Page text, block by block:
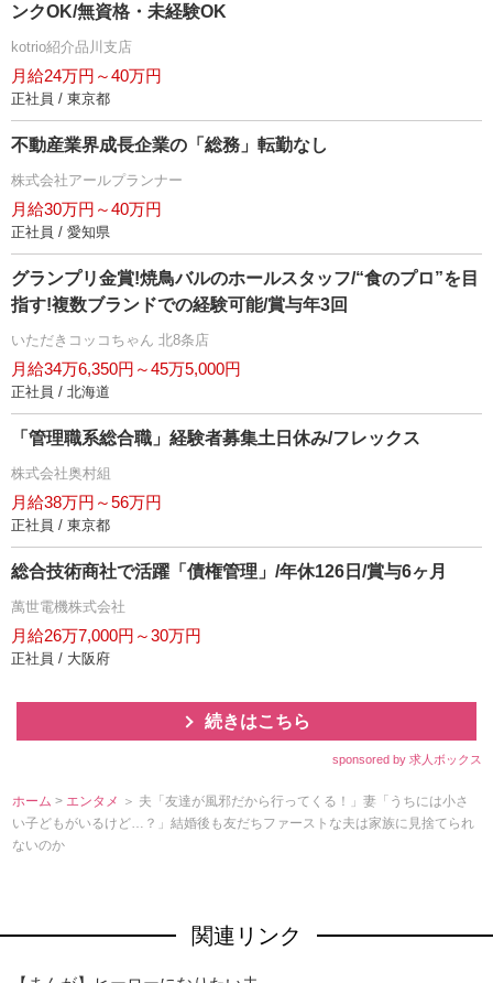
ンクOK/無資格・未経験OK
kotrio紹介品川支店
月給24万円～40万円
正社員 / 東京都
不動産業界成長企業の「総務」転勤なし
株式会社アールプランナー
月給30万円～40万円
正社員 / 愛知県
グランプリ金賞!焼鳥バルのホールスタッフ/“食のプロ”を目
指す!複数ブランドでの経験可能/賞与年3回
いただきコッコちゃん 北8条店
月給34万6,350円～45万5,000円
正社員 / 北海道
「管理職系総合職」経験者募集土日休み/フレックス
株式会社奥村組
月給38万円～56万円
正社員 / 東京都
総合技術商社で活躍「債権管理」/年休126日/賞与6ヶ月
萬世電機株式会社
月給26万7,000円～30万円
正社員 / 大阪府
続きはこちら
sponsored by 求人ボックス
ホーム > エンタメ ＞ 夫「友達が風邪だから行ってくる！」妻「うちには小さ
い子どもがいるけど…？」結婚後も友だちファーストな夫は家族に見捨てられ
ないのか
関連リンク